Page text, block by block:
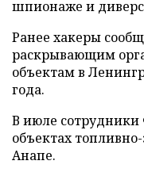
шпионаже и
Ранее хакеры
раскрывающим
объектам в
года.
В июле сотрудники
объектах
Анапе.